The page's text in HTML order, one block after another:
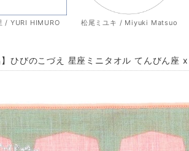
/ YURI HIMURO 松尾ミユキ / Miyuki Matsuo
】ひびのこづえ 星座ミニタオル てんびん